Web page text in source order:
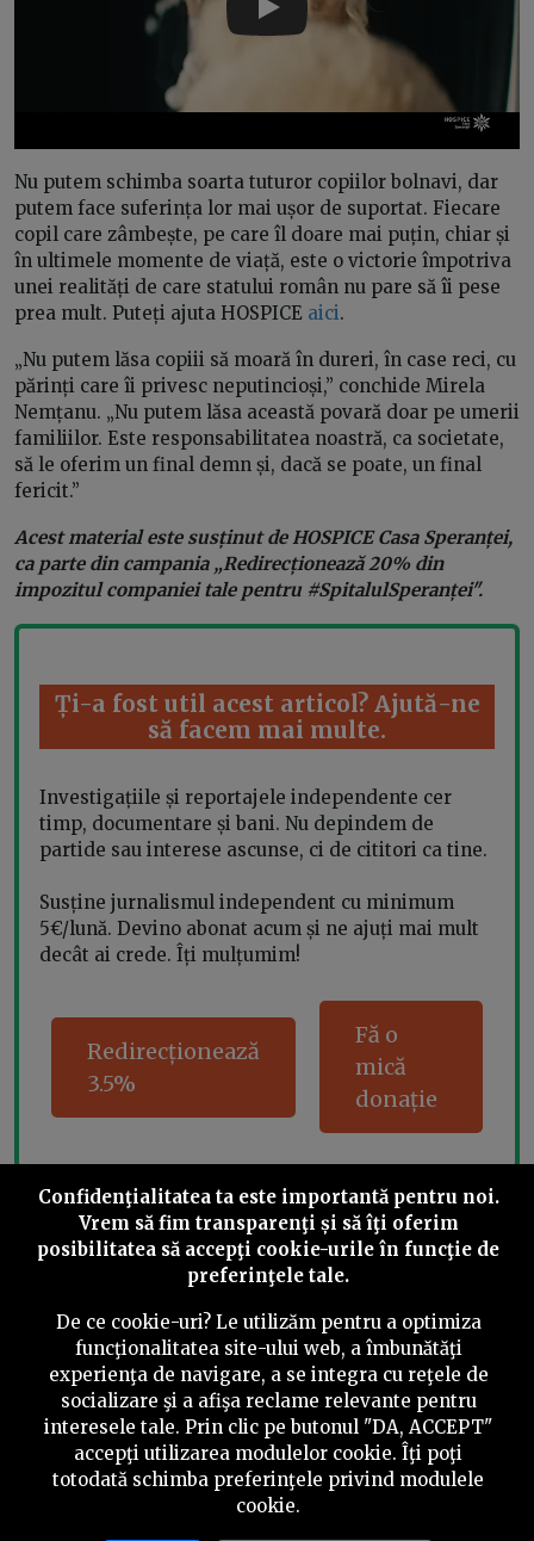
Play
Nu putem schimba soarta tuturor copiilor bolnavi, dar
putem face suferința lor mai ușor de suportat. Fiecare
copil care zâmbește, pe care îl doare mai puțin, chiar și
în ultimele momente de viață, este o victorie împotriva
unei realități de care statului român nu pare să îi pese
prea mult. Puteți ajuta HOSPICE aici.
„Nu putem lăsa copiii să moară în dureri, în case reci, cu
părinți care îi privesc neputincioși,” conchide Mirela
Nemțanu. „Nu putem lăsa această povară doar pe umerii
familiilor. Este responsabilitatea noastră, ca societate,
să le oferim un final demn și, dacă se poate, un final
fericit.”
Acest material este susținut de HOSPICE Casa Speranței,
ca parte din campania „Redirecționează 20% din
impozitul companiei tale pentru #SpitalulSperanței".
Ți-a fost util acest articol? Ajută-ne
să facem mai multe.
Investigațiile și reportajele independente cer
timp, documentare și bani. Nu depindem de
partide sau interese ascunse, ci de cititori ca tine.
Susține jurnalismul independent cu minimum
5€/lună. Devino abonat acum și ne ajuți mai mult
decât ai crede. Îți mulțumim!
Redirecționează
3.5%
Fă o
mică
donație
Share this
©2026 PressOne.ro
Newslettere Despre noi Politica editorială
Politica de verificare a conținutuluiContact
Termeni și condiții
Confidenţialitatea ta este importantă pentru noi.
Vrem să fim transparenţi și să îţi oferim
posibilitatea să accepţi cookie-urile în funcţie de
preferinţele tale.
De ce cookie-uri? Le utilizăm pentru a optimiza
funcţionalitatea site-ului web, a îmbunătăţi
experienţa de navigare, a se integra cu reţele de
socializare şi a afişa reclame relevante pentru
interesele tale. Prin clic pe butonul "DA, ACCEPT"
accepţi utilizarea modulelor cookie. Îţi poţi
totodată schimba preferinţele privind modulele
cookie.